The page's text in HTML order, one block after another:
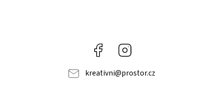
Facebook
kreativni@prostor.cz